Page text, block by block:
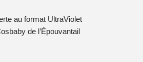
au format UltraViolet
de l’Épouvantail